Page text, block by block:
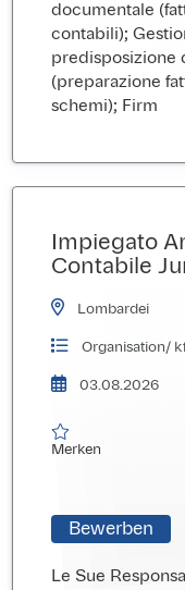
documentale
contabili);
predisposizione
(preparazione
schemi); Firm
Impiegato
Contabile
Lombardei
Organisation/
03.08.2026
Merken
Merken
Bewerben
Le Sue